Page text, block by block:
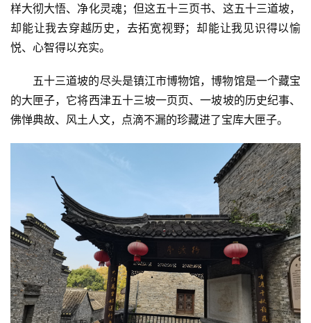
样大彻大悟、净化灵魂；但这五十三页书、这五十三道坡，
却能让我去穿越历史，去拓宽视野；却能让我见识得以愉
悦、心智得以充实。
五十三道坡的尽头是镇江市博物馆，博物馆是一个藏宝
的大匣子，它将西津五十三坡一页页、一坡坡的历史纪事、
佛惮典故、风土人文，点滴不漏的珍藏进了宝库大匣子。